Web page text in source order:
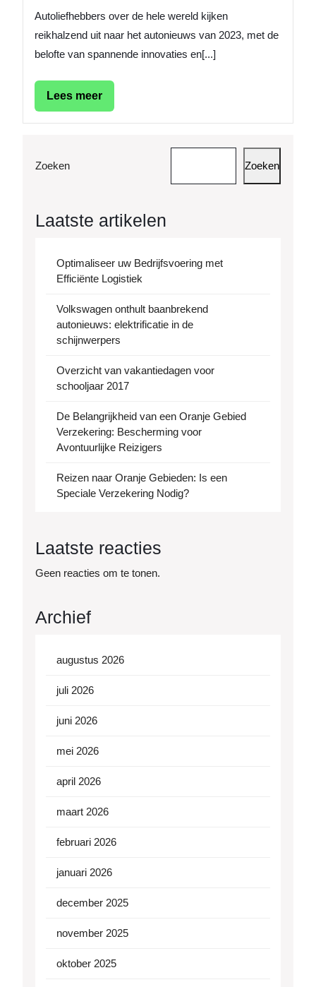
Autoliefhebbers over de hele wereld kijken
reikhalzend uit naar het autonieuws van 2023, met de
belofte van spannende innovaties en[...]
Lees meerLees
meer
Zoeken Zoeken
Laatste artikelen
Optimaliseer uw Bedrijfsvoering met
Efficiënte Logistiek
Volkswagen onthult baanbrekend
autonieuws: elektrificatie in de
schijnwerpers
Overzicht van vakantiedagen voor
schooljaar 2017
De Belangrijkheid van een Oranje Gebied
Verzekering: Bescherming voor
Avontuurlijke Reizigers
Reizen naar Oranje Gebieden: Is een
Speciale Verzekering Nodig?
Laatste reacties
Geen reacties om te tonen.
Archief
augustus 2026
juli 2026
juni 2026
mei 2026
april 2026
maart 2026
februari 2026
januari 2026
december 2025
november 2025
oktober 2025